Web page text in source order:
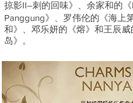
掠影II–刺的回味》、余家和的《
Panggung》、罗伟伦的《海上
和》、邓乐妍的《熔》和王辰威
岛》。